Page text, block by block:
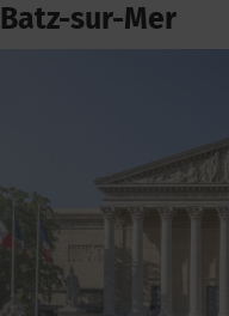
Batz-sur-Mer